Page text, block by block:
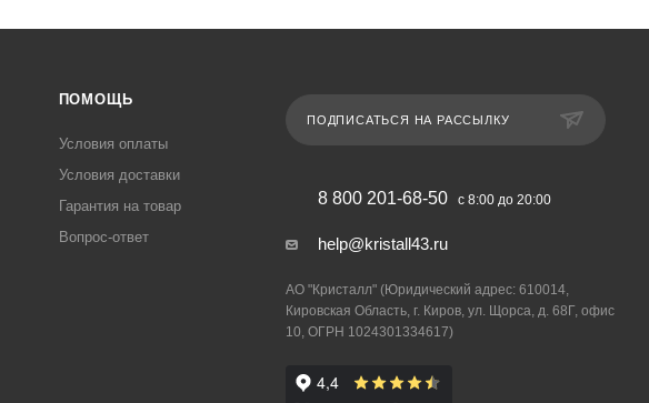
ПОМОЩЬ
Условия оплаты
Условия доставки
Гарантия на товар
Вопрос-ответ
ПОДПИСАТЬСЯ НА РАССЫЛКУ
8 800 201-68-50 с 8:00 до 20:00
help@kristall43.ru
АО "Кристалл" (Юридический адрес: 610014,
Кировская Область, г. Киров, ул. Щорса, д. 68Г, офис
10, ОГРН 1024301334617)